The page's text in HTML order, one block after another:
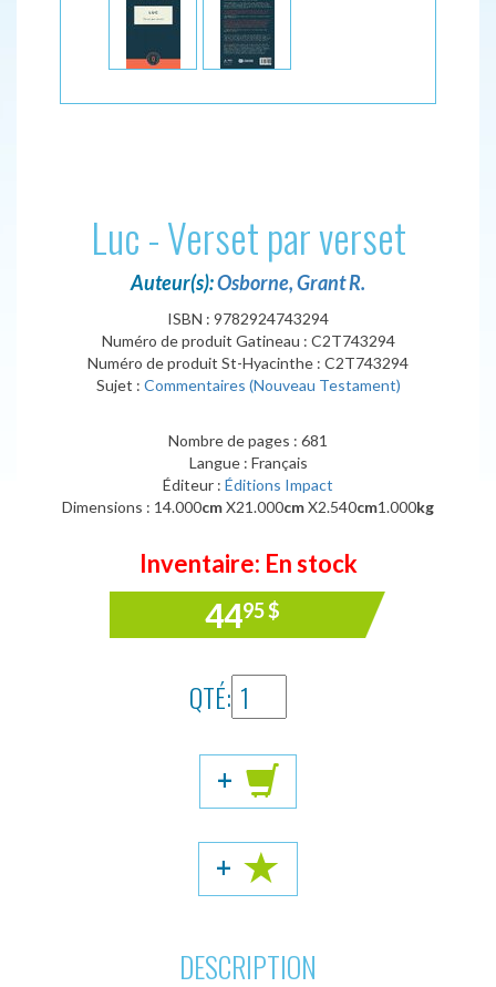
Luc - Verset par verset
Auteur(s):Osborne, Grant R.
ISBN : 9782924743294
Numéro de produit Gatineau : C2T743294
Numéro de produit St-Hyacinthe : C2T743294
Sujet : Commentaires (Nouveau Testament)
Nombre de pages : 681
Langue : Français
Éditeur : Éditions Impact
Dimensions : 14.000cmX21.000cmX2.540cm1.000kg
Inventaire: En stock
4495$
QTÉ:
+
+
DESCRIPTION